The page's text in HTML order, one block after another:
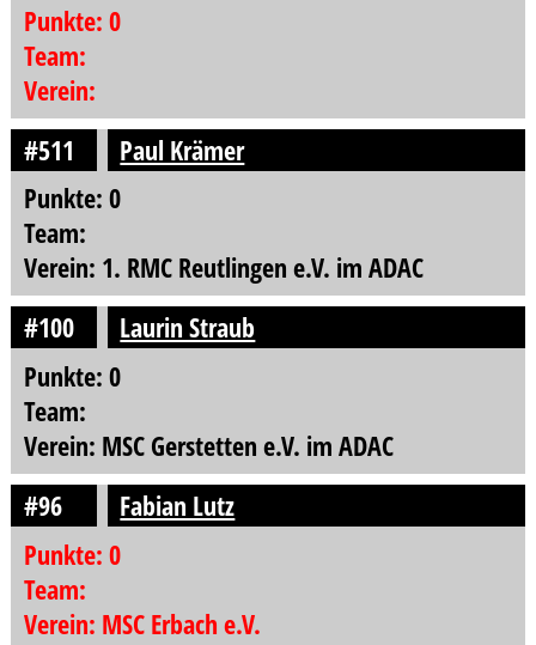
Punkte: 0
Team:
Verein:
#511
Paul Krämer
Punkte: 0
Team:
Verein: 1. RMC Reutlingen e.V. im ADAC
#100
Laurin Straub
Punkte: 0
Team:
Verein: MSC Gerstetten e.V. im ADAC
#96
Fabian Lutz
Punkte: 0
Team:
Verein: MSC Erbach e.V.